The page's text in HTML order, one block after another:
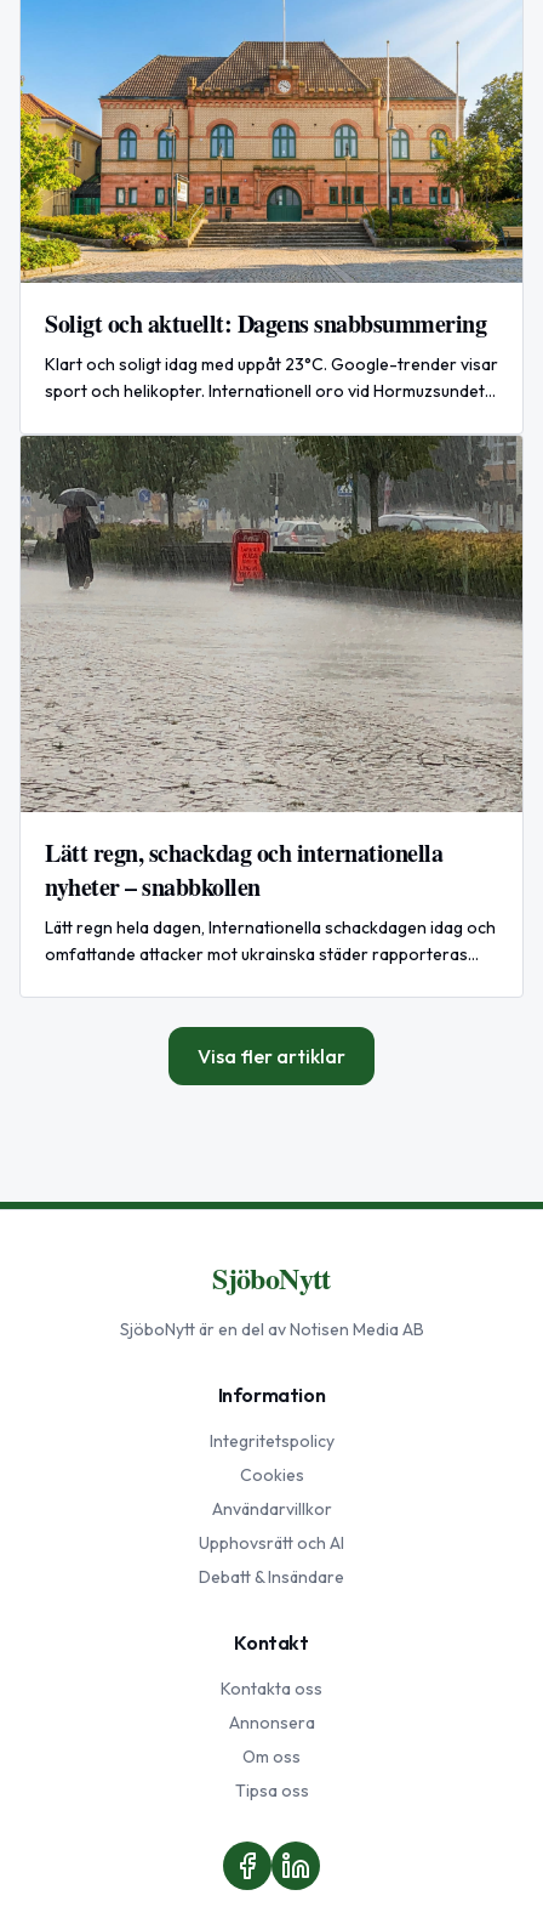
Soligt och aktuellt: Dagens snabbsummering
Klart och soligt idag med uppåt 23°C. Google-trender visar
sport och helikopter. Internationell oro vid Hormuzsundet
Lätt regn, schackdag och internationella
nyheter – snabbkollen
Lätt regn hela dagen, Internationella schackdagen idag och
omfattande attacker mot ukrainska städer rapporteras
Visa fler artiklar
SjöboNytt
SjöboNyttär en del av Notisen Media AB
Information
Integritetspolicy
Cookies
Användarvillkor
Upphovsrätt och AI
Debatt & Insändare
Kontakt
Kontakta oss
Annonsera
Om oss
Tipsa oss